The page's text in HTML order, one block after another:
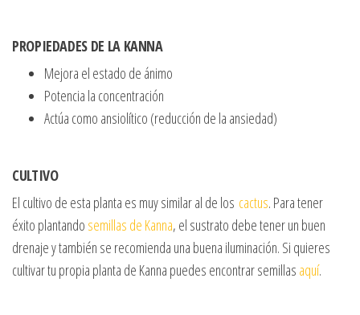
PROPIEDADES DE LA KANNA
Mejora el estado de ánimo
Potencia la concentración
Actúa como ansiolítico (reducción de la ansiedad)
CULTIVO
El cultivo de esta planta es muy similar al de los cactus. Para tener
éxito plantando semillas de Kanna, el sustrato debe tener un buen
drenaje y también se recomienda una buena iluminación. Si quieres
cultivar tu propia planta de Kanna puedes encontrar semillas aquí.